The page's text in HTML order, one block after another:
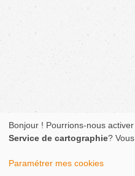
Bonjour ! Pourrions-nous
Service de cartographie?
Paramétrer mes cookies